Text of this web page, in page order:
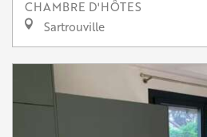
CHAMBRE D'HÔTES
Sartrouville